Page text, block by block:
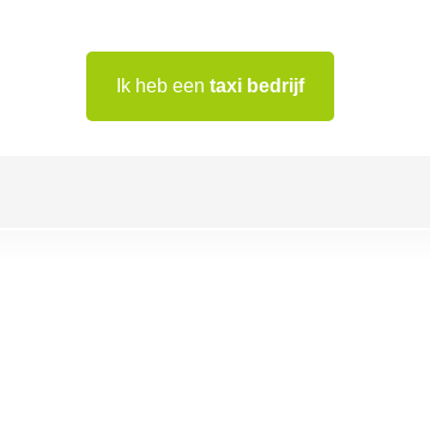
Ik heb een taxi bedrijf